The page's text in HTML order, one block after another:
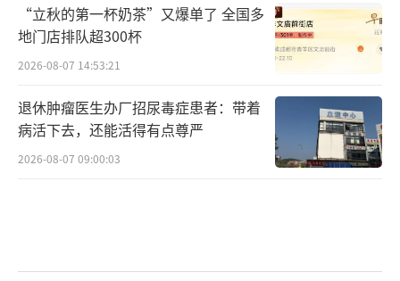
“立秋的第一杯奶茶”又爆单了 全国多
地门店排队超300杯
2026-08-07 14:53:21
退休肿瘤医生办厂招尿毒症患者：带着
病活下去，还能活得有点尊严
2026-08-07 09:00:03